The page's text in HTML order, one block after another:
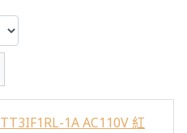
TT3IF1RL-1A AC110V 紅